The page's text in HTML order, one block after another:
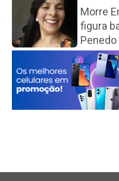
Morre
figura
Penedo